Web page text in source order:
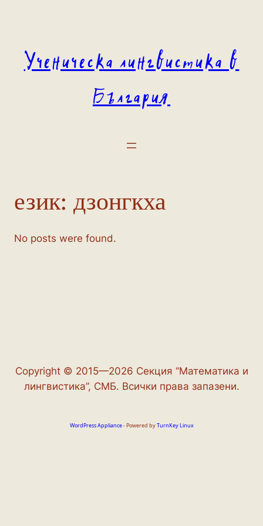
Ученическа лингвистика в
България
език: дзонгкха
No posts were found.
Copyright © 2015—2026 Секция “Математика и
лингвистика”, СМБ. Всички права запазени.
WordPress Appliance- Powered byTurnKey Linux